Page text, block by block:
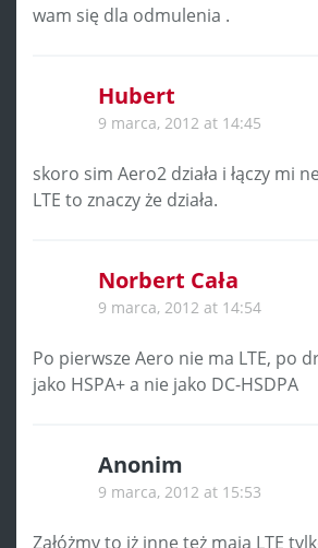
wam się dla odmulenia .
Hubert
9 marca, 2012 at 14:45
skoro sim Aero2 działa i łączy mi
LTE to znaczy że działa.
Norbert Cała
9 marca, 2012 at 14:54
Po pierwsze Aero nie ma LTE, po
jako HSPA+ a nie jako DC-HSDPA
Anonim
9 marca, 2012 at 15:53
Załóżmy to iż inne też mają LTE